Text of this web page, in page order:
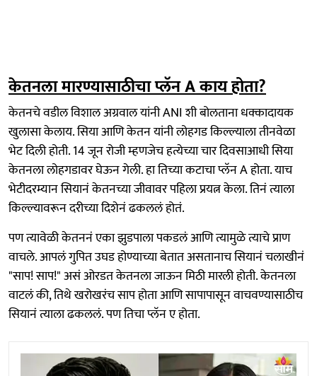
केतनला मारण्यासाठीचा प्लॅन A काय होता?
केतनचे वडील विशाल अग्रवाल यांनी ANI शी बोलताना धक्कादायक
खुलासा केलाय. सिया आणि केतन यांनी लोहगड किल्ल्याला तीनवेळा
भेट दिली होती. 14 जून रोजी म्हणजेच हत्येच्या चार दिवसाआधी सिया
केतनला लोहगडावर घेऊन गेली. हा तिच्या कटाचा प्लॅन A होता. याच
भेटीदरम्यान सियानं केतनच्या जीवावर पहिला प्रयत्न केला. तिनं त्याला
किल्ल्यावरून दरीच्या दिशेनं ढकललं होतं.
पण त्यावेळी केतननं एका झुडपाला पकडलं आणि त्यामुळे त्याचे प्राण
वाचले. आपलं गुपित उघड होण्याच्या बेतात असतानाच सियानं चलाखीनं
"साप! साप!" असं ओरडत केतनला जाऊन मिठी मारली होती. केतनला
वाटलं की, तिथे खरोखरंच साप होता आणि सापापासून वाचवण्यासाठीच
सियानं त्याला ढकललं. पण तिचा प्लॅन ए होता.